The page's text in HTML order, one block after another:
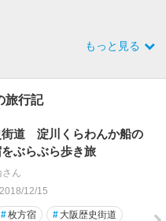
もっと見る
旅行記
街道 淀川くらわんか船の
ぶらぶら歩き旅
さん
12/15
#枚方宿 # 大阪歴史街道